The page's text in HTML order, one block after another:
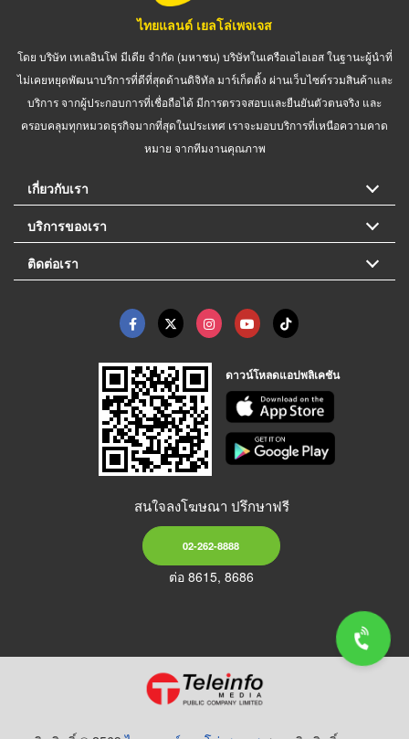
ไทยแลนด์ เยลโล่เพจเจส
โดย บริษัท เทเลอินโฟ มีเดีย จำกัด (มหาชน) บริษัทในเครือเอไอเอส ในฐานะผู้นำที่
ไม่เคยหยุดพัฒนาบริการที่ดีที่สุดด้านดิจิทัล มาร์เก็ตติ้ง ผ่านเว็บไซต์รวมสินค้าและ
บริการ จากผู้ประกอบการที่เชื่อถือได้ มีการตรวจสอบและยืนยันตัวตนจริง และ
ครอบคลุมทุกหมวดธุรกิจมากที่สุดในประเทศ เราจะมอบบริการที่เหนือความคาด
หมาย จากทีมงานคุณภาพ
เกี่ยวกับเรา
บริการของเรา
ติดต่อเรา
ดาวน์โหลดแอปพลิเคชัน
สนใจลงโฆษณา ปรึกษาฟรี
02-262-8888
ต่อ 8615, 8686